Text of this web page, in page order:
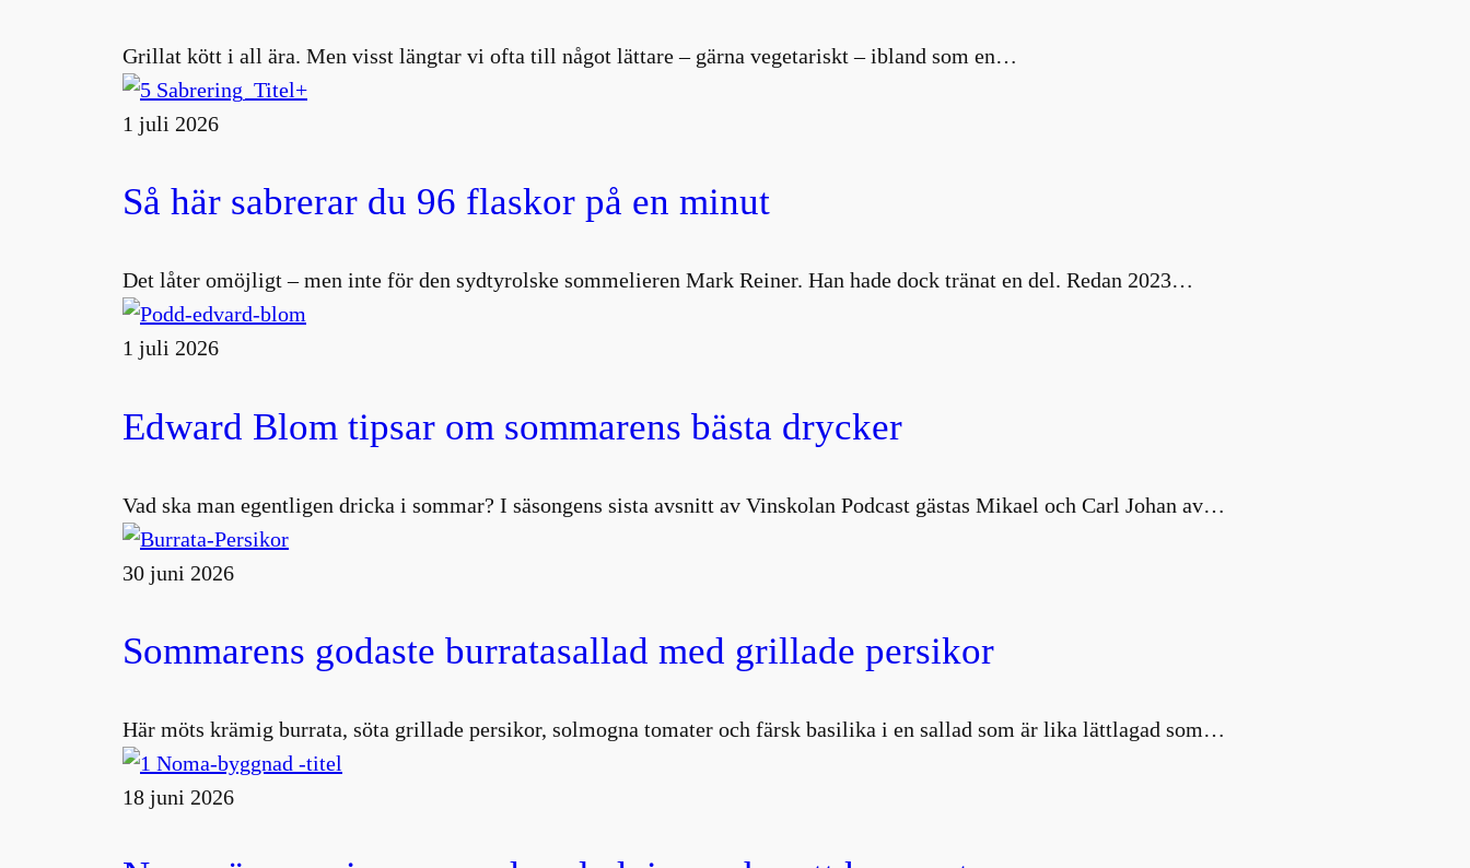
Grillat kött i all ära. Men visst längtar vi ofta till något lättare – gärna vegetariskt – ibland som en…
1 juli 2026
Så här sabrerar du 96 flaskor på en minut
Det låter omöjligt – men inte för den sydtyrolske sommelieren Mark Reiner. Han hade dock tränat en del. Redan 2023…
1 juli 2026
Edward Blom tipsar om sommarens bästa drycker
Vad ska man egentligen dricka i sommar? I säsongens sista avsnitt av Vinskolan Podcast gästas Mikael och Carl Johan av…
30 juni 2026
Sommarens godaste burratasallad med grillade persikor
Här möts krämig burrata, söta grillade persikor, solmogna tomater och färsk basilika i en sallad som är lika lättlagad som…
18 juni 2026